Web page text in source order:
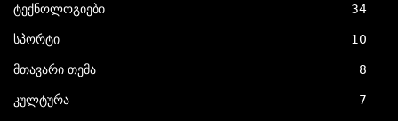
ტექნოლოგიები 34
სპორტი 10
მთავარი თემა 8
კულტურა 7